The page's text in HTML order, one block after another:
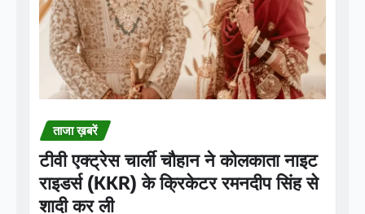
ताजा ख़बरें
टीवी एक्ट्रेस चार्ली चौहान ने कोलकाता नाइट
राइडर्स (KKR) के क्रिकेटर रमनदीप सिंह से
शादी कर ली
Praveen Kumar Dubey Aug 9, 2026